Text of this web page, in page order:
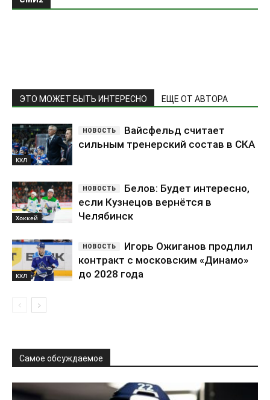
ЭТО МОЖЕТ БЫТЬ ИНТЕРЕСНО ЕЩЕ ОТ АВТОРА
КХЛ
Вайсфельд считает
сильным тренерский состав в СКА
Хоккей
Белов: Будет интересно,
если Кузнецов вернётся в
Челябинск
КХЛ
Игорь Ожиганов продлил
контракт с московским «Динамо»
до 2028 года
Самое обсуждаемое